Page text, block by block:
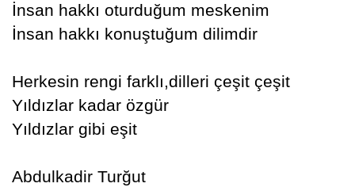
İnsan hakkı oturduğum meskenim
İnsan hakkı konuştuğum dilimdir
Herkesin rengi farklı,dilleri çeşit çeşit
Yıldızlar kadar özgür
Yıldızlar gibi eşit
Abdulkadir Turğut